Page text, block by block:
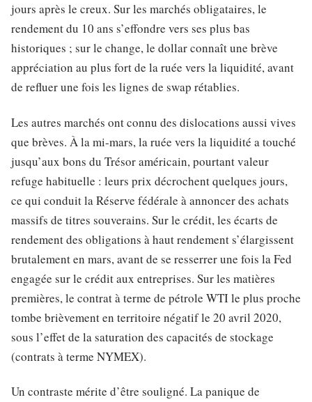
jours après le creux. Sur les marchés obligataires, le
rendement du 10 ans s’effondre vers ses plus bas
historiques ; sur le change, le dollar connaît une brève
appréciation au plus fort de la ruée vers la liquidité, avant
de refluer une fois les lignes de swap rétablies.
Les autres marchés ont connu des dislocations aussi vives
que brèves. À la mi-mars, la ruée vers la liquidité a touché
jusqu’aux bons du Trésor américain, pourtant valeur
refuge habituelle : leurs prix décrochent quelques jours,
ce qui conduit la Réserve fédérale à annoncer des achats
massifs de titres souverains. Sur le crédit, les écarts de
rendement des obligations à haut rendement s’élargissent
brutalement en mars, avant de se resserrer une fois la Fed
engagée sur le crédit aux entreprises. Sur les matières
premières, le contrat à terme de pétrole WTI le plus proche
tombe brièvement en territoire négatif le 20 avril 2020,
sous l’effet de la saturation des capacités de stockage
(contrats à terme NYMEX).
Un contraste mérite d’être souligné. La panique de